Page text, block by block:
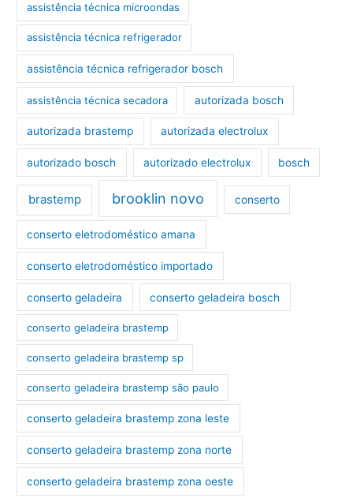
assistência técnica microondas
assistência técnica refrigerador
assistência técnica refrigerador bosch
assistência técnica secadora autorizada bosch
autorizada brastemp autorizada electrolux
autorizado bosch autorizado electrolux bosch
brastemp brooklin novo conserto
conserto eletrodoméstico amana
conserto eletrodoméstico importado
conserto geladeira conserto geladeira bosch
conserto geladeira brastemp
conserto geladeira brastemp sp
conserto geladeira brastemp são paulo
conserto geladeira brastemp zona leste
conserto geladeira brastemp zona norte
conserto geladeira brastemp zona oeste